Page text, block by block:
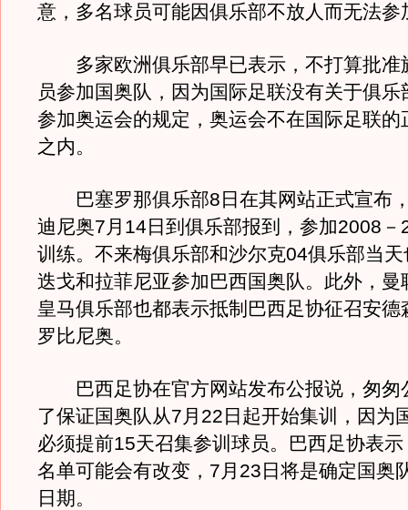
意，多名球员可能因俱乐部不放人而无法参
多家欧洲俱乐部早已表示，不打算批准
员参加国奥队，因为国际足联没有关于俱乐
参加奥运会的规定，奥运会不在国际足联的
之内。
巴塞罗那俱乐部8日在其网站正式宣布
迪尼奥7月14日到俱乐部报到，参加2008－
训练。不来梅俱乐部和沙尔克04俱乐部当
迭戈和拉菲尼亚参加巴西国奥队。此外，曼
皇马俱乐部也都表示抵制巴西足协征召安德
罗比尼奥。
巴西足协在官方网站发布公报说，匆匆
了保证国奥队从7月22日起开始集训，因为
必须提前15天召集参训球员。巴西足协表
名单可能会有改变，7月23日将是确定国奥
日期。